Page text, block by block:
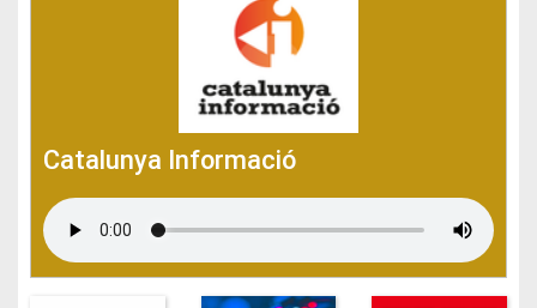
Catalunya Informació